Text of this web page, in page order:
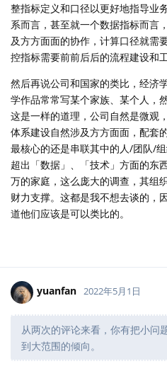
整指标定义和口径以更好地指导业
系而言，甚至就一个数据指标而言
及方方面面的协作，计算口径就需
控指标需要前前后后的流程建设和工
然后再说公司和国家的类比，经济
学作品常常写某个家族、某个人，
这是一样的道理，公司自然是微观
体系建设自然涉及方方面面，配套
最核心的还是串联其中的人/团队/
超出「数据」、「技术」方面的东
万的家庭，这么庞大的调查，其组
财力支撑。这都是我不想去谈的，
道他们应该是可以类比的。
yuanfan 2022年5月1日
从两次的评论来看，你有把小问
到大范围的倾向。